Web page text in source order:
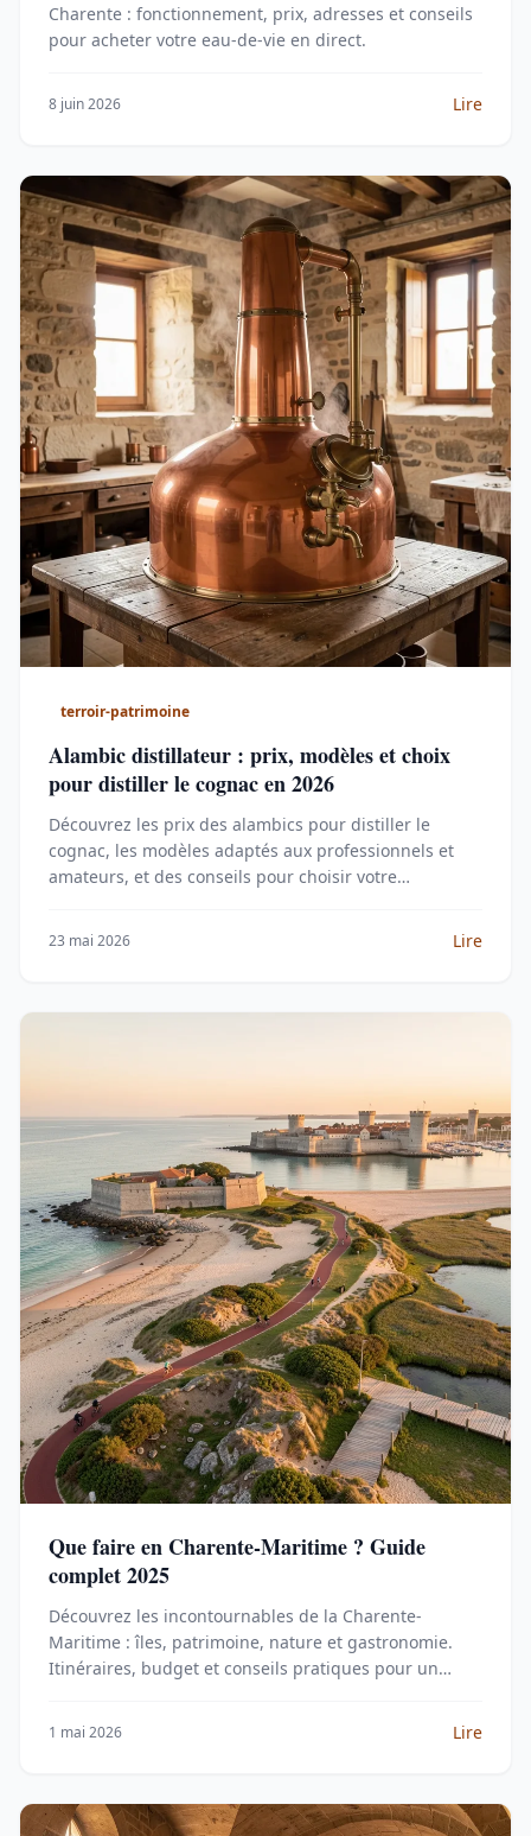
Charente : fonctionnement, prix, adresses et conseils
pour acheter votre eau-de-vie en direct.
8 juin 2026 Lire
terroir-patrimoine
Alambic distillateur : prix, modèles et choix
pour distiller le cognac en 2026
Découvrez les prix des alambics pour distiller le
cognac, les modèles adaptés aux professionnels et
amateurs, et des conseils pour choisir votre
23 mai 2026 Lire
Que faire en Charente-Maritime ? Guide
complet 2025
Découvrez les incontournables de la Charente-
Maritime : îles, patrimoine, nature et gastronomie.
Itinéraires, budget et conseils pratiques pour un
1 mai 2026 Lire